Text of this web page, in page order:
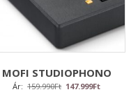
MOFI STUDIOPHONO
Ár: 159.990Ft Original
147.999FtCurrent